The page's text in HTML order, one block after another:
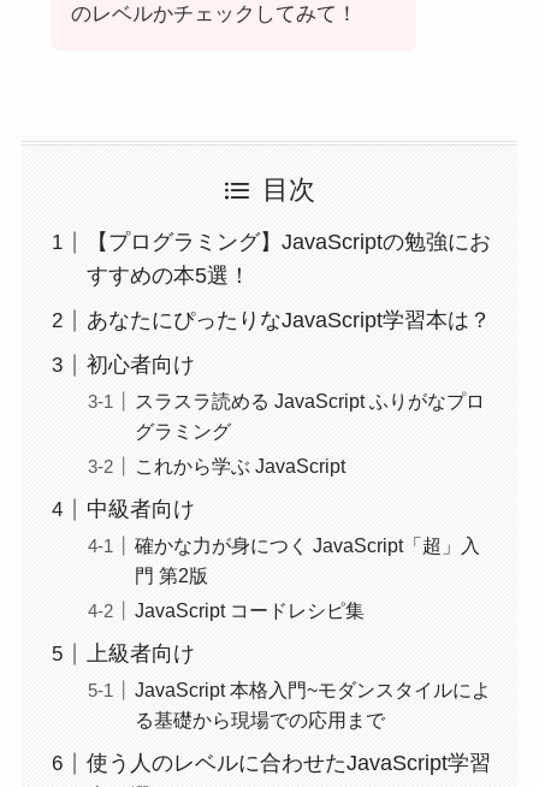
のレベルかチェックしてみて！
目次
【プログラミング】JavaScriptの勉強にお
すすめの本5選！
あなたにぴったりなJavaScript学習本は？
初心者向け
スラスラ読める JavaScript ふりがなプロ
グラミング
これから学ぶ JavaScript
中級者向け
確かな力が身につく JavaScript「超」入
門 第2版
JavaScript コードレシピ集
上級者向け
JavaScript 本格入門~モダンスタイルによ
る基礎から現場での応用まで
使う人のレベルに合わせたJavaScript学習